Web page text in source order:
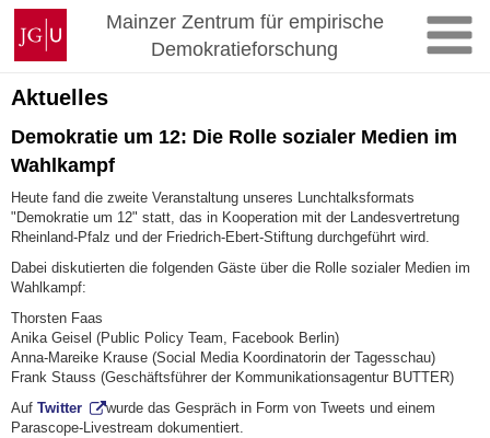
Skip
content
Johannes
Gutenberg
University
Mainz
Mainzer Zentrum für empirische
Demokratieforschung
Aktuelles
Demokratie um 12: Die Rolle sozialer Medien im
Wahlkampf
Heute fand die zweite Veranstaltung unseres Lunchtalksformats
"Demokratie um 12" statt, das in Kooperation mit der Landesvertretung
Rheinland-Pfalz und der Friedrich-Ebert-Stiftung durchgeführt wird.
Dabei diskutierten die folgenden Gäste über die Rolle sozialer Medien im
Wahlkampf:
Thorsten Faas
Anika Geisel (Public Policy Team, Facebook Berlin)
Anna-Mareike Krause (Social Media Koordinatorin der Tagesschau)
Frank Stauss (Geschäftsführer der Kommunikationsagentur BUTTER)
Auf Twitter
wurde das Gespräch in Form von Tweets und einem
Parascope-Livestream dokumentiert.